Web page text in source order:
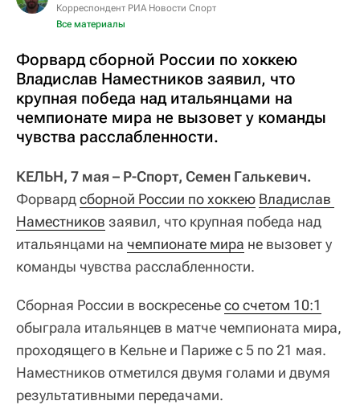
Корреспондент РИА Новости Спорт
Все материалы
Форвард сборной России по хоккею
Владислав Наместников заявил, что
крупная победа над итальянцами на
чемпионате мира не вызовет у команды
чувства расслабленности.
КЕЛЬН, 7 мая – Р-Спорт, Семен Галькевич.
Форвардсборной России по хоккею Владислав
Наместников заявил, что крупная победа над
итальянцами на чемпионате мира не вызовет у
команды чувства расслабленности.
Сборная России в воскресеньесо счетом 10:1
обыграла итальянцев в матче чемпионата мира,
проходящего в Кельне и Париже с 5 по 21 мая.
Наместников отметился двумя голами и двумя
результативными передачами.